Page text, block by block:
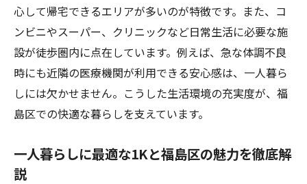
一人暮らし初心者に駅近1Kが適している理
由
駅近1Kで新生活を始める際の心構え
福島区で1Kを探す際の注目ポイント
1K探しで押さえるべき福島区の注目要素
福島区1Kの選択肢を広げるチェックリスト
心して帰宅できるエリアが多いのが特徴です。また、コ
ンビニやスーパー、クリニックなど日常生活に必要な施
設が徒歩圏内に点在しています。例えば、急な体調不良
時にも近隣の医療機関が利用できる安心感は、一人暮ら
しには欠かせません。こうした生活環境の充実度が、福
島区での快適な暮らしを支えています。
一人暮らしに最適な1Kと福島区の魅力を徹底解
説